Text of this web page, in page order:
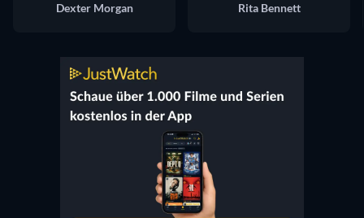
Dexter Morgan
Rita Bennett